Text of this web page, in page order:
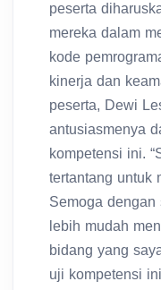
peserta
mereka dalam
kode
kinerja dan
peserta, Dewi
antusiasmenya
kompetensi ini.
tertantang untuk
Semoga
lebih mudah
bidang yang
uji kompetensi